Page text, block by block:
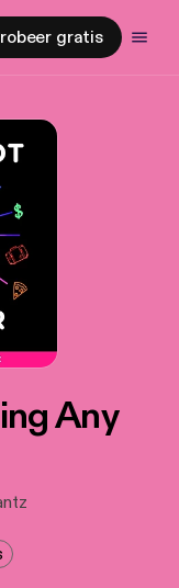
gratis
Any